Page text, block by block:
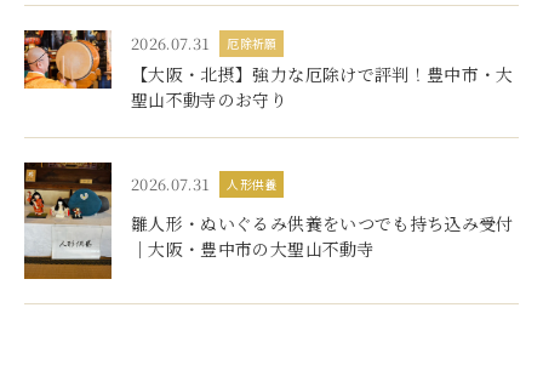
2026.07.31 厄除祈願
【大阪・北摂】強力な厄除けで評判！豊中市・大
聖山不動寺のお守り
2026.07.31 人形供養
雛人形・ぬいぐるみ供養をいつでも持ち込み受付
｜大阪・豊中市の大聖山不動寺